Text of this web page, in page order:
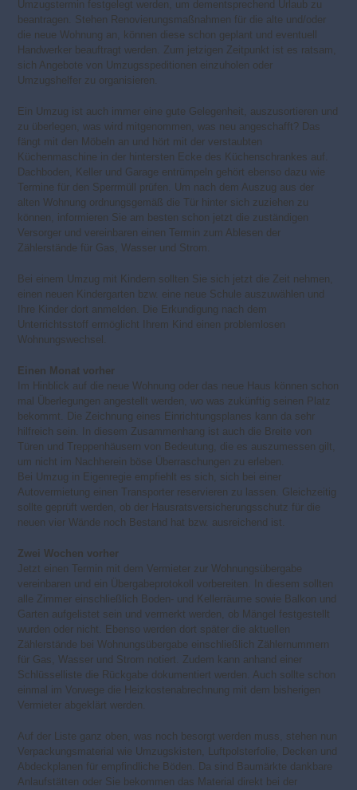
Umzugstermin festgelegt werden, um dementsprechend Urlaub zu
beantragen. Stehen Renovierungsmaßnahmen für die alte und/oder
die neue Wohnung an, können diese schon geplant und eventuell
Handwerker beauftragt werden. Zum jetzigen Zeitpunkt ist es ratsam,
sich Angebote von Umzugsspeditionen einzuholen oder
Umzugshelfer zu organisieren.
Ein Umzug ist auch immer eine gute Gelegenheit, auszusortieren und
zu überlegen, was wird mitgenommen, was neu angeschafft? Das
fängt mit den Möbeln an und hört mit der verstaubten
Küchenmaschine in der hintersten Ecke des Küchenschrankes auf.
Dachboden, Keller und Garage entrümpeln gehört ebenso dazu wie
Termine für den Sperrmüll prüfen. Um nach dem Auszug aus der
alten Wohnung ordnungsgemäß die Tür hinter sich zuziehen zu
können, informieren Sie am besten schon jetzt die zuständigen
Versorger und vereinbaren einen Termin zum Ablesen der
Zählerstände für Gas, Wasser und Strom.
Bei einem Umzug mit Kindern sollten Sie sich jetzt die Zeit nehmen,
einen neuen Kindergarten bzw. eine neue Schule auszuwählen und
Ihre Kinder dort anmelden. Die Erkundigung nach dem
Unterrichtsstoff ermöglicht Ihrem Kind einen problemlosen
Wohnungswechsel.
Einen Monat vorher
Im Hinblick auf die neue Wohnung oder das neue Haus können schon
mal Überlegungen angestellt werden, wo was zukünftig seinen Platz
bekommt. Die Zeichnung eines Einrichtungsplanes kann da sehr
hilfreich sein. In diesem Zusammenhang ist auch die Breite von
Türen und Treppenhäusern von Bedeutung, die es auszumessen gilt,
um nicht im Nachherein böse Überraschungen zu erleben.
Bei Umzug in Eigenregie empfiehlt es sich, sich bei einer
Autovermietung einen Transporter reservieren zu lassen. Gleichzeitig
sollte geprüft werden, ob der Hausratsversicherungsschutz für die
neuen vier Wände noch Bestand hat bzw. ausreichend ist.
Zwei Wochen vorher
Jetzt einen Termin mit dem Vermieter zur Wohnungsübergabe
vereinbaren und ein Übergabeprotokoll vorbereiten. In diesem sollten
alle Zimmer einschließlich Boden- und Kellerräume sowie Balkon und
Garten aufgelistet sein und vermerkt werden, ob Mängel festgestellt
wurden oder nicht. Ebenso werden dort später die aktuellen
Zählerstände bei Wohnungsübergabe einschließlich Zählernummern
für Gas, Wasser und Strom notiert. Zudem kann anhand einer
Schlüsselliste die Rückgabe dokumentiert werden. Auch sollte schon
einmal im Vorwege die Heizkostenabrechnung mit dem bisherigen
Vermieter abgeklärt werden.
Auf der Liste ganz oben, was noch besorgt werden muss, stehen nun
Verpackungsmaterial wie Umzugskisten, Luftpolsterfolie, Decken und
Abdeckplanen für empfindliche Böden. Da sind Baumärkte dankbare
Anlaufstätten oder Sie bekommen das Material direkt bei der